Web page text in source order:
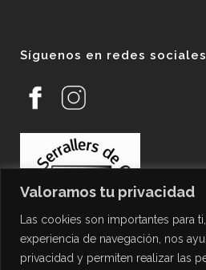
Valoramos tu privacidad
Las cookies son importantes para
experiencia de navegación, nos
privacidad y permiten realizar las
Síguenos en redes sociales